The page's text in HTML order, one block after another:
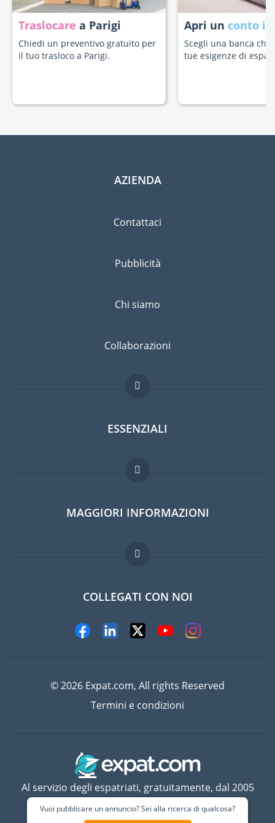
Traslocare a Parigi
Chiedi un preventivo gratuito per
il tuo trasloco a Parigi.
Apri un conto
Scegli una banca che
tue esigenze di
AZIENDA
Contattaci
Pubblicità
Chi siamo
Collaborazioni
ESSENZIALI
Forum per expat
Guida per expat
Lavori all'estero
MAGGIORI INFORMAZIONI
Domande frequenti
COLLEGATI CON NOI
© 2026 Expat.com, All rights Reserved
Termini e condizioni
Al servizio degli espatriati, gratuitamente, dal 2005
Vuoi pubblicare un annuncio? Sei alla ricerca di qualcosa?